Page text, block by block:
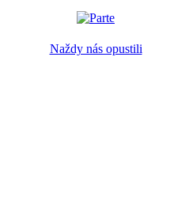
Naždy nás opustili